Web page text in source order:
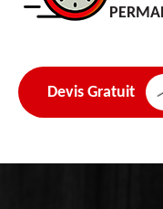
Devis Gratuit